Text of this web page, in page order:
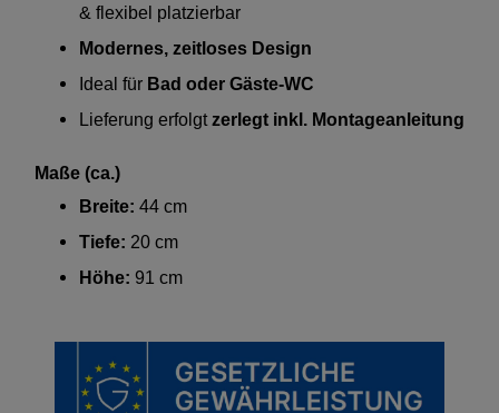
& flexibel platzierbar
Modernes, zeitloses Design
Ideal für Bad oder Gäste-WC
Lieferung erfolgtzerlegt inkl. Montageanleitung
Maße (ca.)
Breite: 44 cm
Tiefe: 20 cm
Höhe: 91 cm